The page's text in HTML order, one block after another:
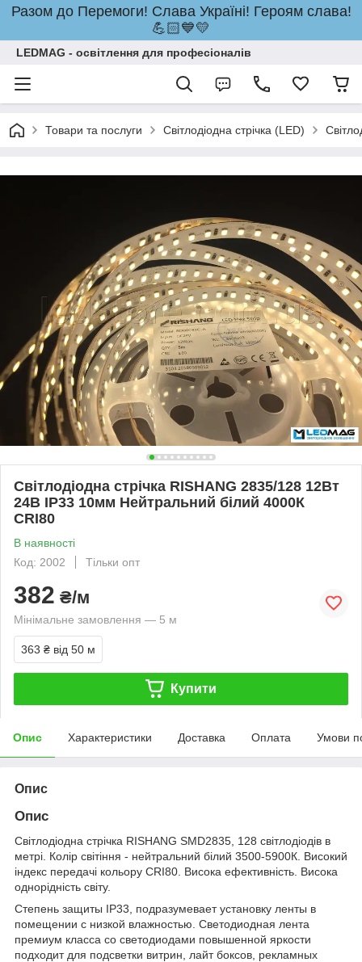
Разом до Перемоги! Слава Україні! Героям слава!
💪🏻💙💛
LEDMAG - освітлення для професіоналів
Товари та послуги Світлодіодна стрічка (LED)
Світлодіодна стрічка RISHANG 2835/128 12Вт
24В IP33 10мм Нейтральний білий 4000К
CRI80
В наявності
Код: 2002
Тільки опт
382 ₴/м
Мінімальне замовлення — 5 м
363 ₴ від 50 м
Купити
Опис Характеристики Доставка Оплата Умови
Опис
Опис
Світлодіодна стрічка RISHANG SMD2835, 128 світлодіодів в
метрі. Колір світіння - нейтральний білий 3500-5900К. Високий
індекс передачі кольору CRI80. Висока ефективність. Висока
однорідність світу.
Степень защиты IP33, подразумевает установку ленты в
помещении с низкой влажностью. Светодиодная лента
премиум класса со светодиодами повышенной яркости
подходит для подсветки витрин, лайт боксов, рекламных